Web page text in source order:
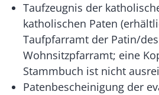
Taufzeugnis der
katholischen Paten
Taufpfarramt der Patin/
Wohnsitzpfarramt; eine
Stammbuch ist nicht
Patenbescheinigung der